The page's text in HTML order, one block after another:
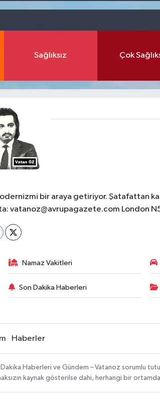
Sağlıksız Çok
bir araya getiriyor. Şatafattan
vatanoz@avrupagazete.com London
Namaz Vakitleri
Son Dakika Haberleri
Haberler
Haberleri ve Gündem – Vatanoz sorumlu
kaynak gösterilse dahi, herhangi bir ortamda